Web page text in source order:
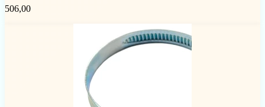
506,00